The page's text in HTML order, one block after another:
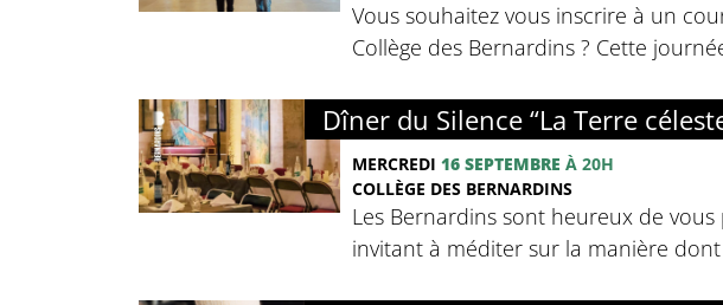
Vous souhaitez vous inscrire à un
Collège des Bernardins ? Cette
Dîner du Silence “La Terre
MERCREDI 16 SEPTEMBRE À 20H
COLLÈGE DES BERNARDINS
Les Bernardins sont heureux de
invitant à méditer sur la manière